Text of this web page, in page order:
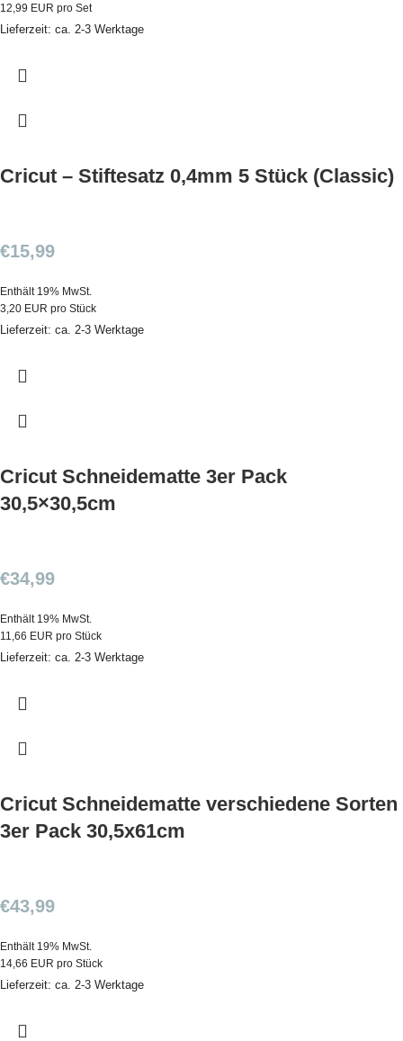
12,99 EUR pro Set
Lieferzeit: ca. 2-3 Werktage
Cricut – Stiftesatz 0,4mm 5 Stück (Classic)
€15,99
Enthält 19% MwSt.
3,20 EUR pro Stück
Lieferzeit: ca. 2-3 Werktage
Cricut Schneidematte 3er Pack
30,5×30,5cm
€34,99
Enthält 19% MwSt.
11,66 EUR pro Stück
Lieferzeit: ca. 2-3 Werktage
Cricut Schneidematte verschiedene Sorten
3er Pack 30,5x61cm
€43,99
Enthält 19% MwSt.
14,66 EUR pro Stück
Lieferzeit: ca. 2-3 Werktage